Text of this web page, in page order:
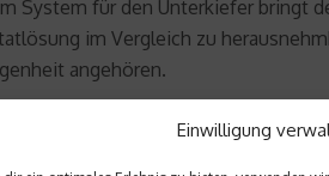
Einwilligung
System für den Unterkiefer
im Vergleich zu
angehören.